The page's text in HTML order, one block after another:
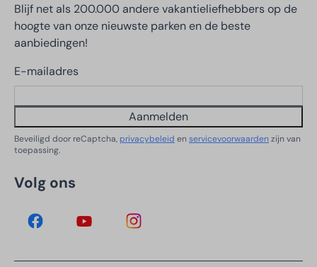
Blijf net als 200.000 andere vakantieliefhebbers op de
hoogte van onze nieuwste parken en de beste
aanbiedingen!
E-mailadres
Aanmelden
Beveiligd door reCaptcha, privacybeleid en servicevoorwaarden zijn van
toepassing.
Volg ons